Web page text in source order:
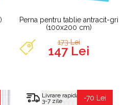
Perna pentru tablie antracit-gri
(100x200 cm)
173 Lei
147 Lei
Livrare rapida
3-7 zile -70 Lei